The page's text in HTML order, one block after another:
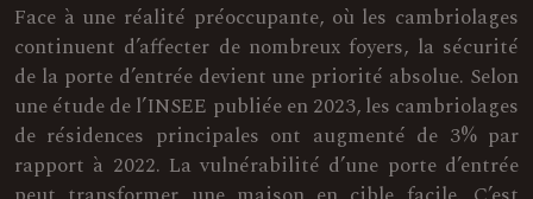
Face à une réalité préoccupante, où les cambriolages
continuent d’affecter de nombreux foyers, la sécurité
de la porte d’entrée devient une priorité absolue. Selon
une étude de l’INSEE publiée en 2023, les cambriolages
de résidences principales ont augmenté de 3% par
rapport à 2022. La vulnérabilité d’une porte d’entrée